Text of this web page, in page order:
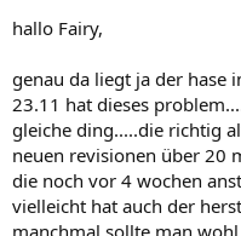
hallo Fairy,
genau da liegt ja der hase
23.11 hat dieses
gleiche ding.....die richtig
neuen revisionen über 20
die noch vor 4 wochen
vielleicht hat auch der
manchmal sollte man